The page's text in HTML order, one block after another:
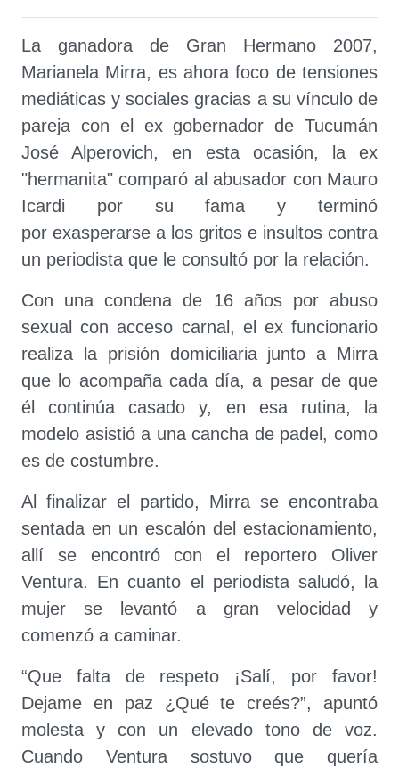
La ganadora de Gran Hermano 2007,
Marianela Mirra, es ahora foco de tensiones
mediáticas y sociales gracias a su vínculo de
pareja con el ex gobernador de Tucumán
José Alperovich, en esta ocasión, la ex
"hermanita" comparó al abusador con Mauro
Icardi por su fama y terminó
por exasperarse a los gritos e insultos contra
un periodista que le consultó por la relación.
Con una condena de 16 años por abuso
sexual con acceso carnal, el ex funcionario
realiza la prisión domiciliaria junto a Mirra
que lo acompaña cada día, a pesar de que
él continúa casado y, en esa rutina, la
modelo asistió a una cancha de padel, como
es de costumbre.
Al finalizar el partido, Mirra se encontraba
sentada en un escalón del estacionamiento,
allí se encontró con el reportero Oliver
Ventura. En cuanto el periodista saludó, la
mujer se levantó a gran velocidad y
comenzó a caminar.
“Que falta de respeto ¡Salí, por favor!
Dejame en paz ¿Qué te creés?”, apuntó
molesta y con un elevado tono de voz.
Cuando Ventura sostuvo que quería